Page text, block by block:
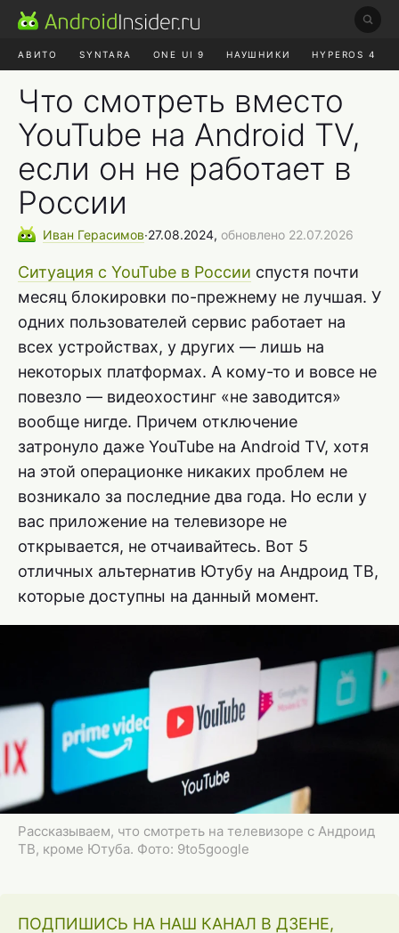
АВИТО SYNTARA ONE UI 9 НАУШНИКИ HYPEROS 4
Что смотреть вместо
YouTube на Android TV,
если он не работает в
России
Иван Герасимов∙27.08.2024, обновлено 22.07.2026
Ситуация с YouTube в России спустя почти
месяц блокировки по-прежнему не лучшая. У
одних пользователей сервис работает на
всех устройствах, у других — лишь на
некоторых платформах. А кому-то и вовсе не
повезло — видеохостинг «не заводится»
вообще нигде. Причем отключение
затронуло даже YouTube на Android TV, хотя
на этой операционке никаких проблем не
возникало за последние два года. Но если у
вас приложение на телевизоре не
открывается, не отчаивайтесь. Вот 5
отличных альтернатив Ютубу на Андроид ТВ,
которые доступны на данный момент.
Рассказываем, что смотреть на телевизоре с Андроид
ТВ, кроме Ютуба. Фото: 9to5google
ПОДПИШИСЬ НА НАШ КАНАЛ В ДЗЕНЕ,